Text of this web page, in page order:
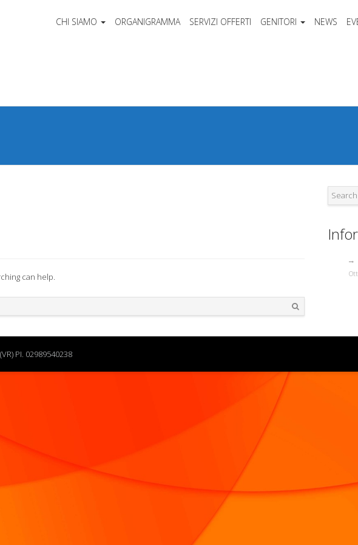
CHI SIAMO ORGANIGRAMMA SERVIZI OFFERTI GENITORI NEWS
can help.
PI. 02989540238